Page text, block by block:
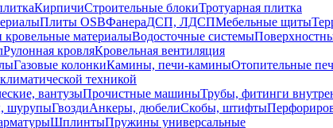
КирпичиСтроительные блокиТротуарная плитка
Плиты OSBФанераДСП, ЛДСПМебельные щиты
кровельные материалыВодосточные системы
Рулонная кровляКровельная вентиляция
Газовые колонкиКамины, печи-каминыОтопительные
техникой
вантузыПрочистные машиныТрубы, фитинги
шурупыГвоздиАнкеры, дюбелиСкобы, штифты
ШплинтыПружины универсальные